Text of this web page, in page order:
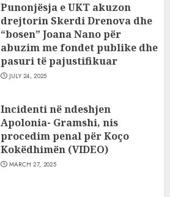
Punonjësja e UKT akuzon
drejtorin Skerdi Drenova dhe
“bosen” Joana Nano për
abuzim me fondet publike dhe
pasuri të pajustifikuar
JULY 24, 2025
Incidenti në ndeshjen
Apolonia- Gramshi, nis
procedim penal për Koço
Kokëdhimën (VIDEO)
MARCH 27, 2025